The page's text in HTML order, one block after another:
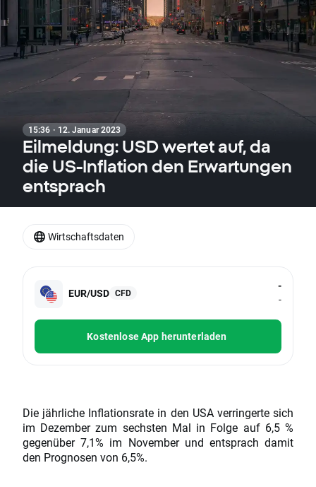
15:36 · 12. Januar 2023
Eilmeldung: USD wertet auf, da
die US-Inflation den Erwartungen
entsprach
EUR/USD CFD
-
-
Kostenlose App herunterladen
Die jährliche Inflationsrate in den USA verringerte sich
im Dezember zum sechsten Mal in Folge auf 6,5 %
gegenüber 7,1% im November und entsprach damit
den Prognosen von 6,5%.
Wirtschaftsdaten